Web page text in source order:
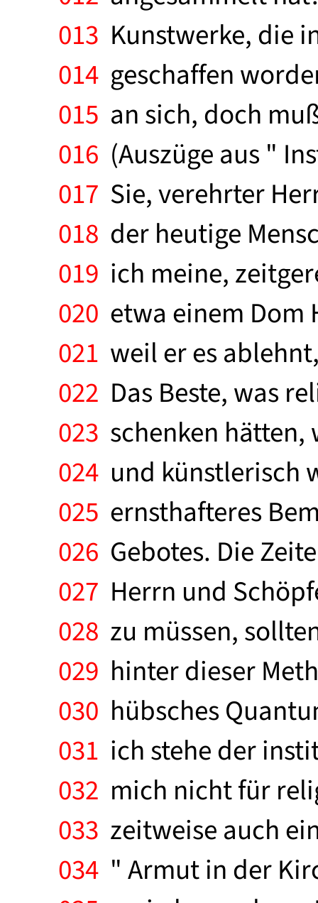
013 Kunstwerke, die
014 geschaffen
015 an sich, doch
016 (Auszüge aus "
017 Sie, verehrter
018 der heutige
019 ich meine,
020 etwa einem Dom
021 weil er es
022 Das Beste, was
023 schenken
024 und künstlerisch
025 ernsthafteres
026 Gebotes. Die
027 Herrn und
028 zu müssen,
029 hinter dieser
030 hübsches
031 ich stehe der
032 mich nicht für
033 zeitweise auch
034 " Armut in der